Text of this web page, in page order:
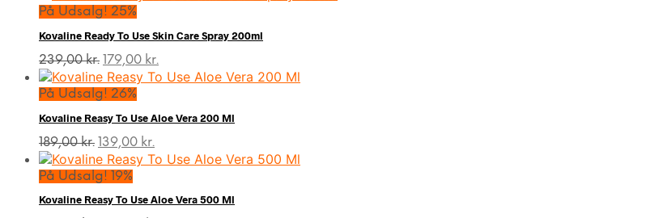
pris
299,00 kr..249,00 kr..
På Udsalg! 25%
Kovaline Ready To Use Skin Care Spray 200ml
239,00kr. Den
oprindelige
pris
239,00 kr..
179,00 kr.
aktuelle
179,00 kr..
På Udsalg! 26%
Kovaline Reasy To Use Aloe Vera 200 Ml
189,00kr. Den
oprindelige
pris
189,00 kr..
139,00 kr.
aktuelle
139,00 kr..
På Udsalg! 19%
Kovaline Reasy To Use Aloe Vera 500 Ml